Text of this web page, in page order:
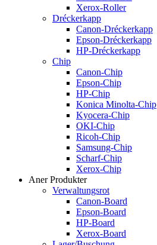
Xerox-Roller
Dréckerkapp
Canon-Dréckerkapp
Epson-Dréckerkapp
HP-Dréckerkapp
Chip
Canon-Chip
Epson-Chip
HP-Chip
Konica Minolta-Chip
Kyocera-Chip
OKI-Chip
Ricoh-Chip
Samsung-Chip
Scharf-Chip
Xerox-Chip
Aner Produkter
Verwaltungsrot
Canon-Board
Epson-Board
HP-Board
Xerox-Board